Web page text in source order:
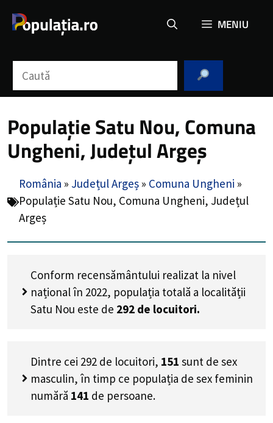
MENIU
Populație Satu Nou, Comuna
Ungheni, Județul Argeș
România » Județul Argeș » Comuna Ungheni »
Populație Satu Nou, Comuna Ungheni, Județul
Argeș
Conform recensământului realizat la nivel
național în 2022, populația totală a localității
Satu Nou este de 292 de locuitori.
Dintre cei 292 de locuitori, 151 sunt de sex
masculin, în timp ce populația de sex feminin
numără 141 de persoane.